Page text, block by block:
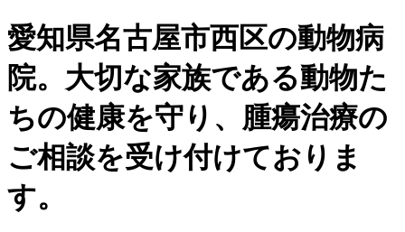
愛知県名古屋市西区の動物病
院。大切な家族である動物た
ちの健康を守り、腫瘍治療の
ご相談を受け付けておりま
す。